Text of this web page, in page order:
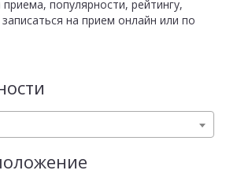
популярности, рейтингу,
на прием онлайн или по